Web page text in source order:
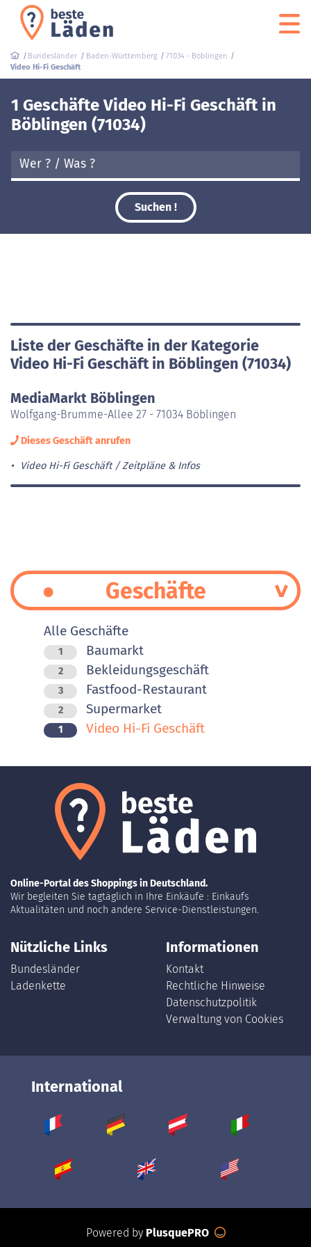
Bundesländer Baden-Württemberg
71034 - Böblingen
Video Hi-Fi Geschäft
1 Geschäfte Video Hi-Fi Geschäft in
Böblingen (71034)
Suchen !
Liste der Geschäfte in der Kategorie
Video Hi-Fi Geschäft in Böblingen (71034)
MediaMarkt Böblingen
Wolfgang-Brumme-Allee 27 - 71034 Böblingen
Dieses Geschäft anrufen
Video Hi-Fi Geschäft Zeitpläne & Infos
Geschäfte
Alle Geschäfte
1 Baumarkt
2 Bekleidungsgeschäft
3 Fastfood-Restaurant
2 Supermarket
1 Video Hi-Fi Geschäft
Online-Portal des Shoppings in Deutschland.
Wir begleiten Sie tagtäglich in Ihre Einkäufe : Einkaufs
Aktualitäten und noch andere Service-Dienstleistungen.
Nützliche Links
Bundesländer
Ladenkette
Informationen
Kontakt
Rechtliche Hinweise
Datenschutzpolitik
Verwaltung von Cookies
International
Powered by PlusquePRO